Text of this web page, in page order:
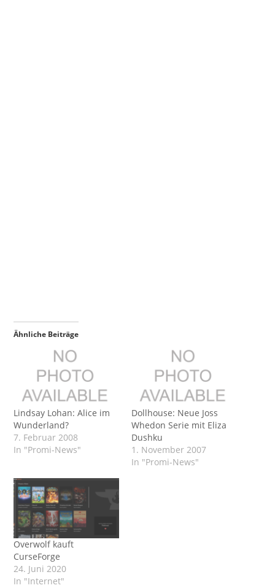
Ähnliche Beiträge
Lindsay Lohan: Alice im
Wunderland?
7. Februar 2008
In "Promi-News"
Dollhouse: Neue Joss
Whedon Serie mit Eliza
Dushku
1. November 2007
In "Promi-News"
Overwolf kauft
CurseForge
24. Juni 2020
In "Internet"